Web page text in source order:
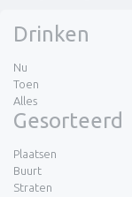
Drinken
Nu
Toen
Alles
Gesorteerd
Plaatsen
Buurt
Straten